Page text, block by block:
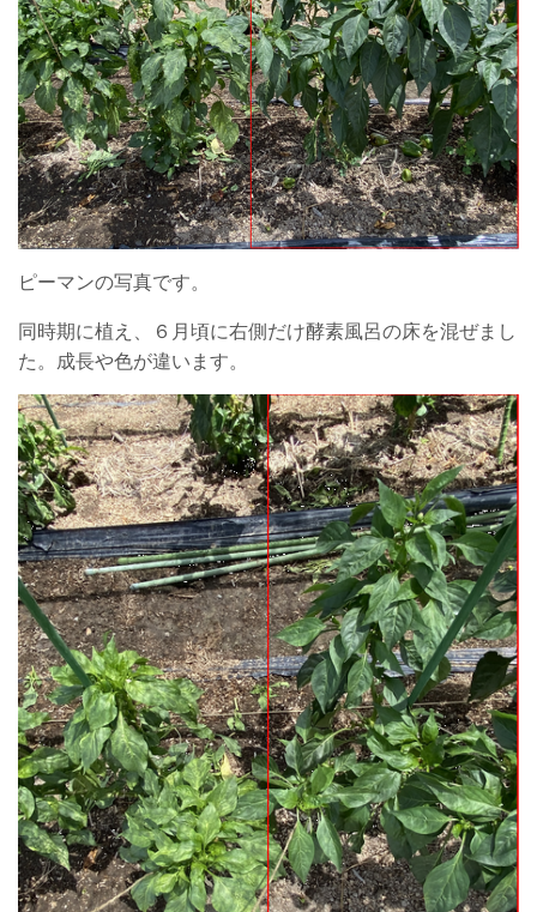
ピーマンの写真です。
同時期に植え、６月頃に右側だけ酵素風呂の床を混ぜまし
た。成長や色が違います。